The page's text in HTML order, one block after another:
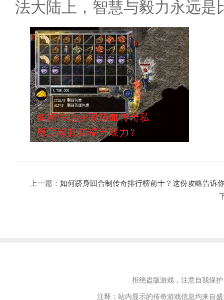
法大陆上，智慧与毅力永远是
上一篇： 如何跻身回合制传奇排行榜前十？这份攻略告诉
拒绝盗版游戏，注意自我保
注释：站内显示的传奇游戏信息均来自